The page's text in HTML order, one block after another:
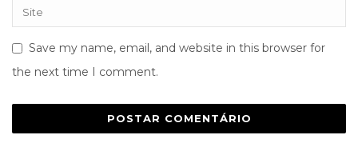
Save my name, email, and website in this browser for
the next time I comment.